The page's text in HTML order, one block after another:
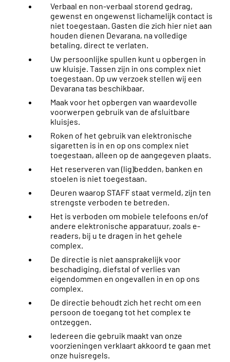
Verbaal en non-verbaal storend gedrag,
gewenst en ongewenst lichamelijk contact is
niet toegestaan. Gasten die zich hier niet aan
houden dienen Devarana, na volledige
betaling, direct te verlaten.
Uw persoonlijke spullen kunt u opbergen in
uw kluisje. Tassen zijn in ons complex niet
toegestaan. Op uw verzoek stellen wij een
Devarana tas beschikbaar.
Maak voor het opbergen van waardevolle
voorwerpen gebruik van de afsluitbare
kluisjes.
Roken of het gebruik van elektronische
sigaretten is in en op ons complex niet
toegestaan, alleen op de aangegeven plaats.
Het reserveren van (lig)bedden, banken en
stoelen is niet toegestaan.
Deuren waarop STAFF staat vermeld, zijn ten
strengste verboden te betreden.
Het is verboden om mobiele telefoons en/of
andere elektronische apparatuur, zoals e-
readers, bij u te dragen in het gehele
complex.
De directie is niet aansprakelijk voor
beschadiging, diefstal of verlies van
eigendommen en ongevallen in en op ons
complex.
De directie behoudt zich het recht om een
persoon de toegang tot het complex te
ontzeggen.
Iedereen die gebruik maakt van onze
voorzieningen verklaart akkoord te gaan met
onze huisregels.